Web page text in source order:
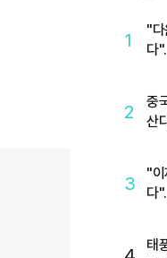
1
"다
다
2
중
산
3
"이
다
태